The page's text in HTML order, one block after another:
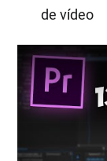
de vídeo